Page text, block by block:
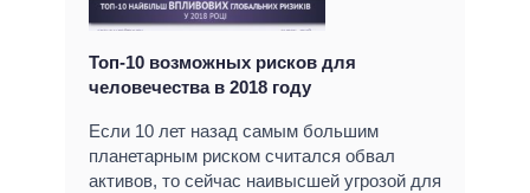
Топ-10 возможных рисков для
человечества в 2018 году
Если 10 лет назад самым большим
планетарным риском считался обвал
активов, то сейчас наивысшей угрозой для